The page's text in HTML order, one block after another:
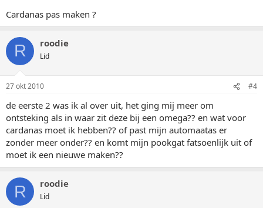
Cardanas pas maken ?
R roodie
Lid
27 okt 2010 #4
de eerste 2 was ik al over uit, het ging mij meer om
ontsteking als in waar zit deze bij een omega?? en wat voor
cardanas moet ik hebben?? of past mijn automaatas er
zonder meer onder?? en komt mijn pookgat fatsoenlijk uit of
moet ik een nieuwe maken??
R roodie
Lid